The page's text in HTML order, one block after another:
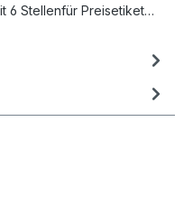
6 Stellenfür Preisetiket…